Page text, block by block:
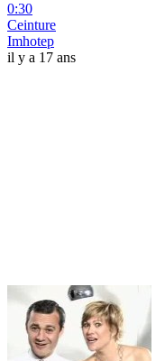
0:30
Ceinture
Imhotep
il y a 17 ans